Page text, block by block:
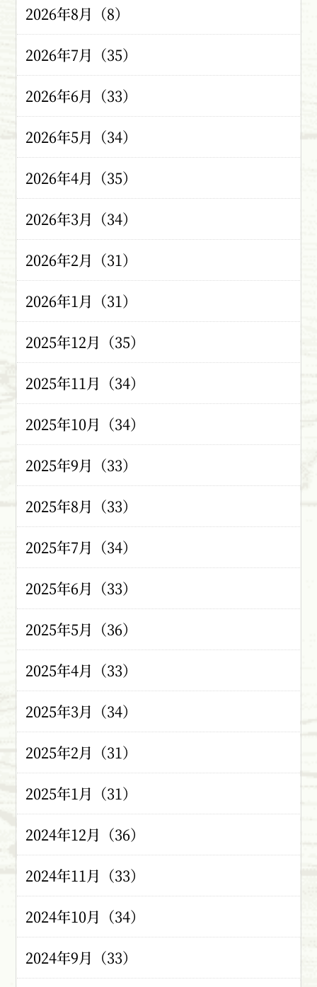
2026年8月（8）
2026年7月（35）
2026年6月（33）
2026年5月（34）
2026年4月（35）
2026年3月（34）
2026年2月（31）
2026年1月（31）
2025年12月（35）
2025年11月（34）
2025年10月（34）
2025年9月（33）
2025年8月（33）
2025年7月（34）
2025年6月（33）
2025年5月（36）
2025年4月（33）
2025年3月（34）
2025年2月（31）
2025年1月（31）
2024年12月（36）
2024年11月（33）
2024年10月（34）
2024年9月（33）